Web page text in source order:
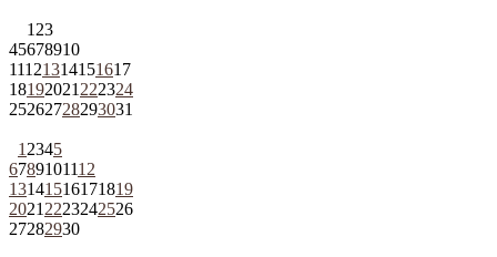
1 23
45678910
11121314151617
18192021 222324
25262728293031
1 2345
6789101112
13141516171819
2021 2223242526
27282930